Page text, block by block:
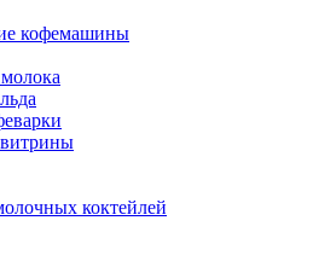
кофемашины
коктейлей